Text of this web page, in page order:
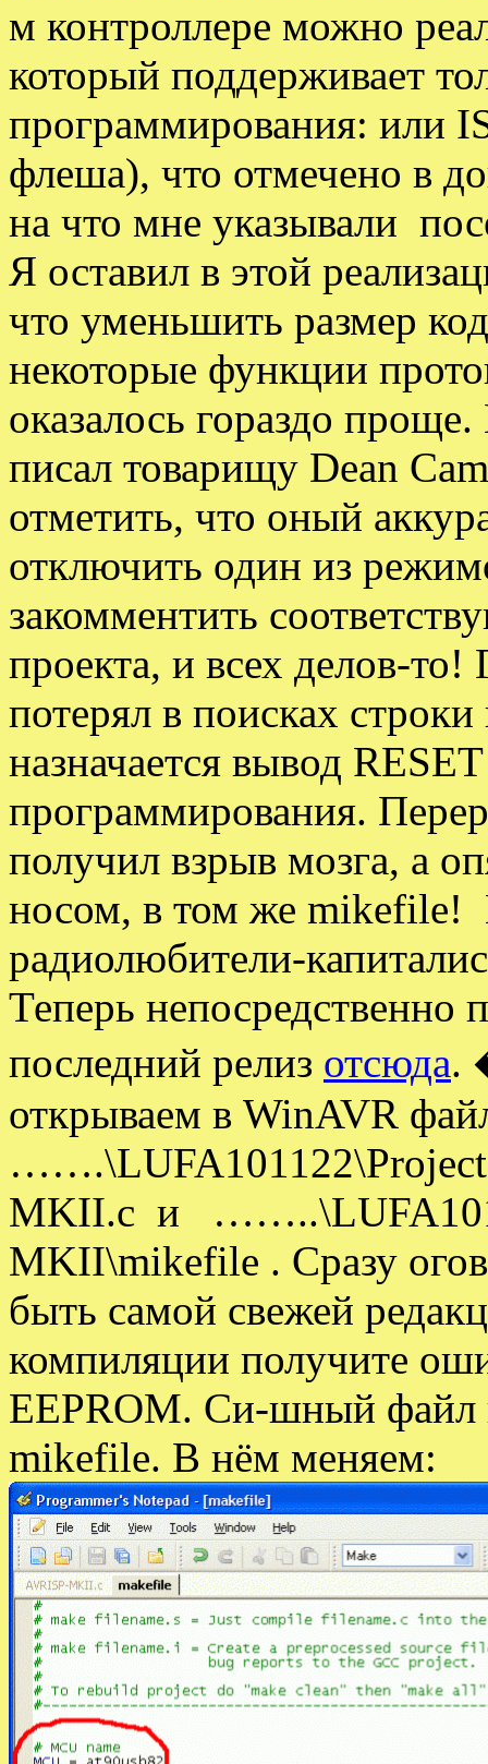
м контроллере можно
который поддерживает
программирования: или
флеша), что отмечено в
на что мне указывали
Я оставил в этой
что уменьшить размер
некоторые функции
оказалось гораздо
писал товарищу Dean
отметить, что оный
отключить один из
закомментить
проекта, и всех делов-
потерял в поисках
назначается вывод
программирования.
получил взрыв мозга, а
носом, в том же mikefile!
радиолюбители-
Теперь непосредственно
последний релиз отсюда.
открываем в WinAVR
MKII.c и
MKII\mikefile . Сразу
быть самой свежей
компиляции получите
EEPROM. Си-шный файл
mikefile. В нём меняем: